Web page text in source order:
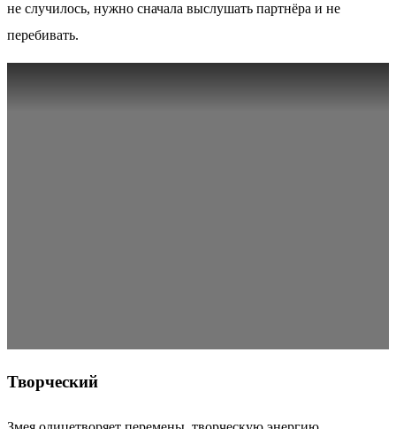
не случилось, нужно сначала выслушать партнёра и не
перебивать.
Творческий